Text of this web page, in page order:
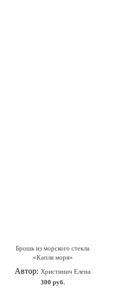
Брошь из морского стекла
«Капля моря»
Автор: Христинич Елена
300 руб.